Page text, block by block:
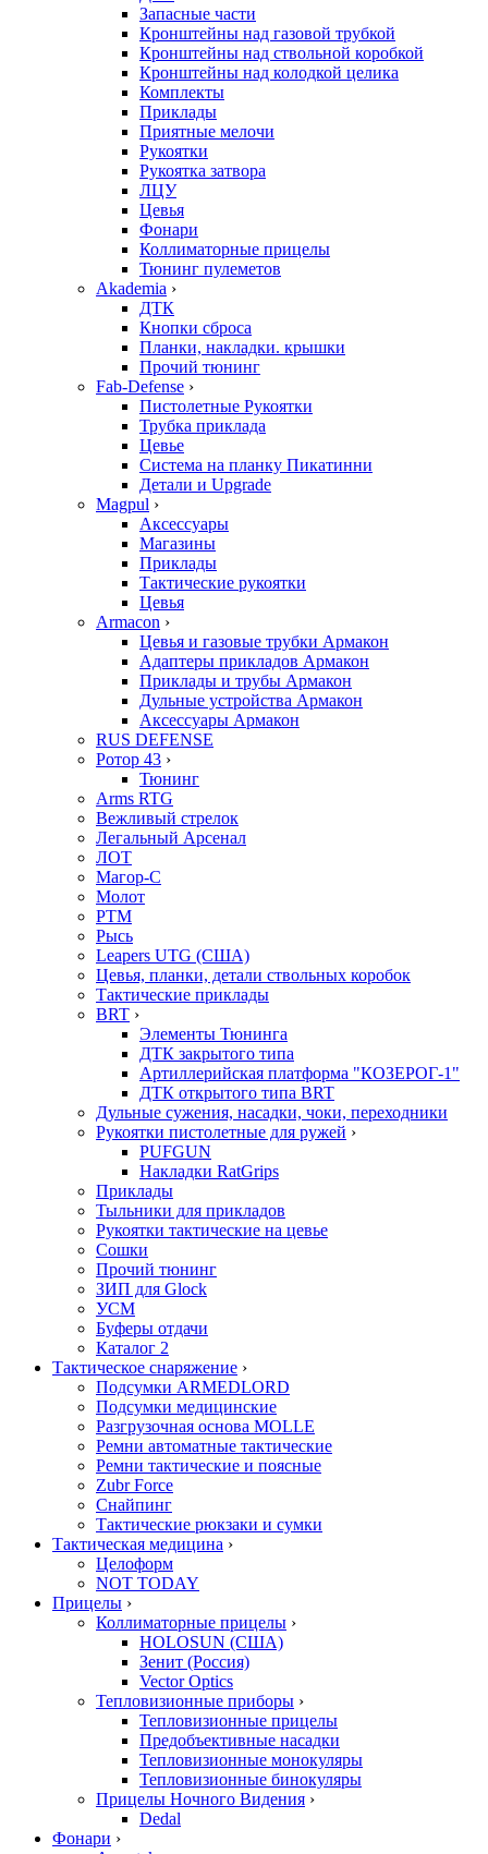
Запасные части
Кронштейны над газовой трубкой
Кронштейны над ствольной коробкой
Кронштейны над колодкой целика
Комплекты
Приклады
Приятные мелочи
Рукоятки
Рукоятка затвора
ЛЦУ
Цевья
Фонари
Коллиматорные прицелы
Тюнинг пулеметов
Akademia ›
ДТК
Кнопки сброса
Планки, накладки. крышки
Прочий тюнинг
Fab-Defense ›
Пистолетные Рукоятки
Трубка приклада
Цевье
Система на планку Пикатинни
Детали и Upgrade
Magpul ›
Аксессуары
Магазины
Приклады
Тактические рукоятки
Цевья
Armacon ›
Цевья и газовые трубки Армакон
Адаптеры прикладов Армакон
Приклады и трубы Армакон
Дульные устройства Армакон
Аксессуары Армакон
RUS DEFENSE
Ротор 43 ›
Тюнинг
Arms RTG
Вежливый стрелок
Легальный Арсенал
ЛОТ
Магор-С
Молот
РТМ
Рысь
Leapers UTG (США)
Цевья, планки, детали ствольных коробок
Тактические приклады
BRT ›
Элементы Тюнинга
ДТК закрытого типа
Артиллерийская платформа "КОЗЕРОГ-1"
ДТК открытого типа BRT
Дульные сужения, насадки, чоки, переходники
Рукоятки пистолетные для ружей ›
PUFGUN
Накладки RatGrips
Приклады
Тыльники для прикладов
Рукоятки тактические на цевье
Сошки
Прочий тюнинг
ЗИП для Glock
УСМ
Буферы отдачи
Каталог 2
Тактическое снаряжение ›
Подсумки ARMEDLORD
Подсумки медицинские
Разгрузочная основа MOLLE
Ремни автоматные тактические
Ремни тактические и поясные
Zubr Force
Снайпинг
Тактические рюкзаки и сумки
Тактическая медицина ›
Целоформ
NOT TODAY
Прицелы ›
Коллиматорные прицелы ›
HOLOSUN (США)
Зенит (Россия)
Vector Optics
Тепловизионные приборы ›
Тепловизионные прицелы
Предобъективные насадки
Тепловизионные монокуляры
Тепловизионные бинокуляры
Прицелы Ночного Видения ›
Dedal
Фонари ›